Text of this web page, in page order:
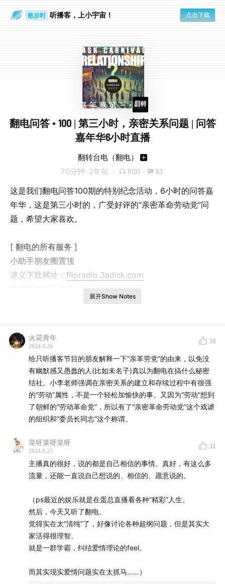
散步时 听播客，上小宇宙！ 点击下载
翻电问答 • 100 | 第三小时，亲密关系问题 | 问答
嘉年华6小时直播
翻转台电（翻电）
70分钟 · 2年前 9101 · 53
这是我们翻电问答100期的特别纪念活动，6小时的问答嘉
年华，这是第三小时的，广受好评的“亲密革命劳动党”问
题，希望大家喜欢。
[ 翻电的所有服务 ]
小助手朋友圈置顶
讲义下载网址： flipradio.3adisk.com
we.tl
如果你过去有在Patreon支持其他项目的经验，优先推荐
使用Patreon，因为其有按月订阅的制度：
www.patreon.com
爱发电的赞助地址：
afdian.com
[ 收听翻电 ]
Apple Podcast（非国区），网易云音乐，小宇宙，微信
小程序“翻转电台”等平台收听翻电节目。
或使用RSS订阅源地址： anchor.fm
如果你要提问请将问题邮件发到ask@flipradio.club
感谢提问！
展开Show Notes
火花青年
2024.9.26
38
给只听播客节目的朋友解释一下“亲革劳党”的由来，以免没
有幽默感又愚蠢的人(比如未名子)真以为翻电在搞什么秘密
结社。小李老师强调在亲密关系的建立和存续过程中有很强
的“劳动”属性，不是一个轻松加愉快的事。又因为“劳动”想到
了朝鲜的“劳动革命党”，所以有了“亲密革命劳动党”这个戏谑
的组织和“委员长同志”这个称谓。
菜呀菜呀菜呀
2024.9.25
31
主播真的很好，说的都是自己相信的事情。真好，有这么多
流量，还能一直说自己想说的、相信的、愿意说的。
（ps最近的娱乐就是在蛋总直播看各种“精彩”人生。
然后，今天又听了翻电。
觉得实在太“清纯”了，好像讨论各种超纲问题，但是其实大
家活得很理智。
就是一群学霸，纠结爱情理论的feel。
而其实现实爱情问题实在太抓马……）